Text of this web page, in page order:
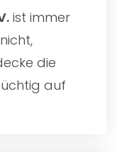
ist immer
die
auf